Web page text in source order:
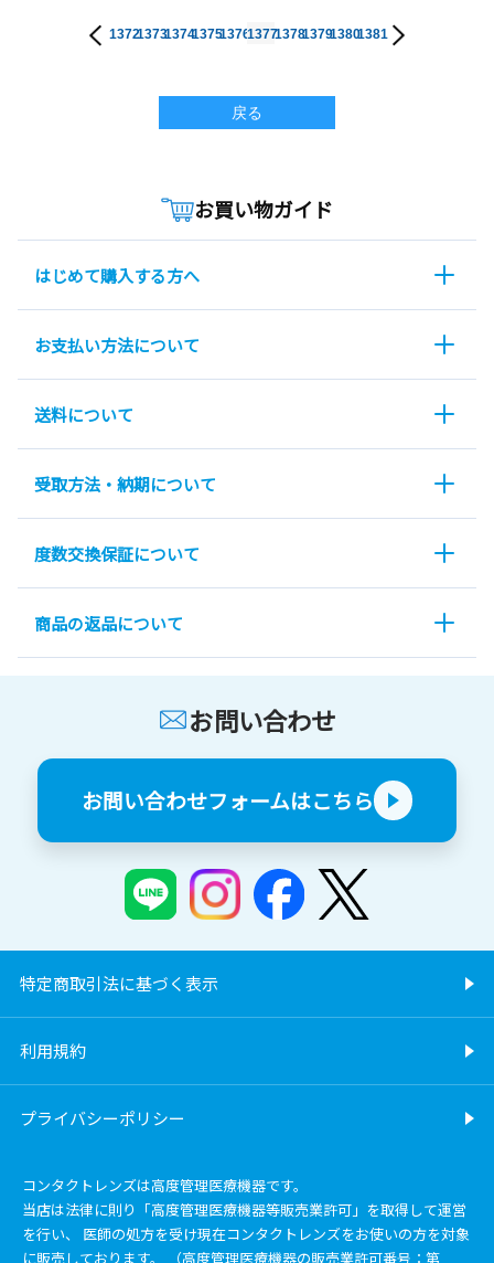
1372137313741375137613771378137913801381
戻る
お買い物ガイド
はじめて購入する方へ
お支払い方法について
送料について
受取方法・納期について
度数交換保証について
商品の返品について
お問い合わせ
お問い合わせフォームはこちら
特定商取引法に基づく表示
利用規約
プライバシーポリシー
コンタクトレンズは高度管理医療機器です。
当店は法律に則り「高度管理医療機器等販売業許可」を取得して運営
を行い、 医師の処方を受け現在コンタクトレンズをお使いの方を対象
に販売しております。 （高度管理医療機器の販売業許可番号：第